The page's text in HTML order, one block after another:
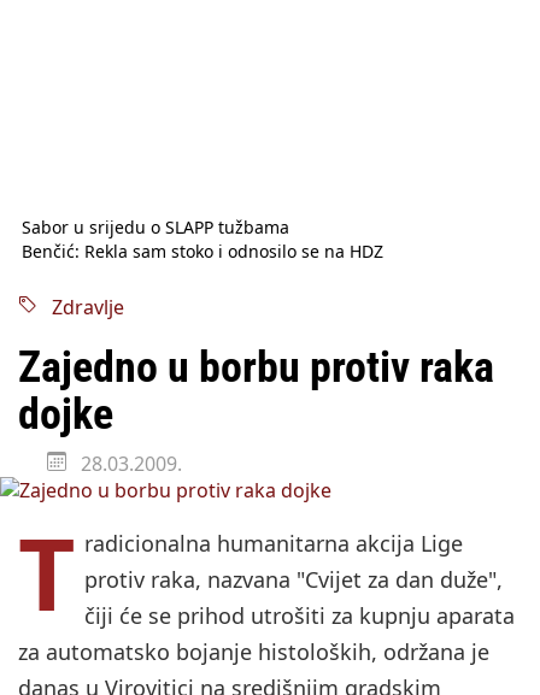
Sabor u srijedu o SLAPP tužbama
Benčić: Rekla sam stoko i odnosilo se na HDZ
godine
Sindikati traže zaštitu plaća od inflacije, Ćorić pregovore
najavio za jesen
Državni tajnik Rukavina: Hrvatska ima 3,6 milijuna birača
HŽ Infrastruktura: Nesreće na željezničkim prijelazima
prepolovljene
Državni inspektorat opozvao Barebells pločicu - soft protein
bar Coco Choco
Zdravlje
Zajedno u borbu protiv raka
dojke
28.03.2009.
T radicionalna humanitarna akcija Lige
protiv raka, nazvana "Cvijet za dan duže",
čiji će se prihod utrošiti za kupnju aparata
za automatsko bojanje histoloških, održana je
danas u Virovitici na središnjim gradskim